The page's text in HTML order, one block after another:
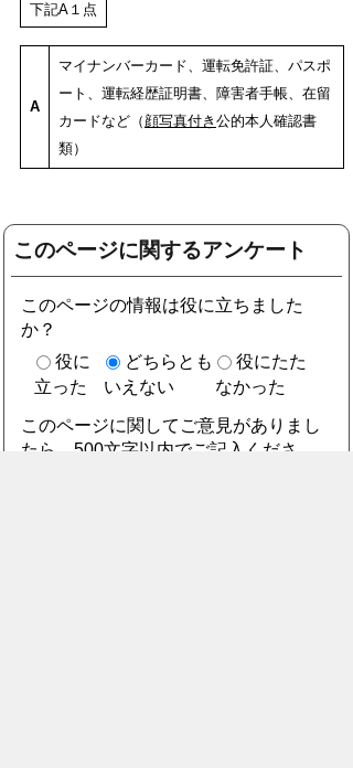
下記A１点
A
マイナンバーカード、運転免許証、パスポ
ート、運転経歴証明書、障害者手帳、在留
カードなど（ 顔写真付き 公的本人確認書
類）
このページに関するアンケート
このページの情報は役に立ちました
か？
役に
立った
どちらとも
いえない
役にたた
なかった
このページに関してご意見がありまし
たら、500文字以内でご記入くださ